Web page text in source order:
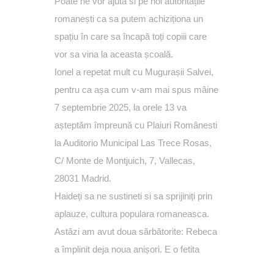
romanești ca sa putem achiziționa un
spațiu în care sa încapă toți copiii care
vor sa vina la aceasta școală.
Ionel a repetat mult cu Mugurașii Salvei,
pentru ca așa cum v-am mai spus mâine
7 septembrie 2025, la orele 13 va
așteptăm împreună cu Plaiuri Românesti
la Auditorio Municipal Las Trece Rosas,
C/ Monte de Montjuich, 7, Vallecas,
28031 Madrid.
Haideți sa ne sustineti si sa sprijiniți prin
aplauze, cultura populara romaneasca.
Astăzi am avut doua sărbătorite: Rebeca
a împlinit deja noua anișori. E o fetita